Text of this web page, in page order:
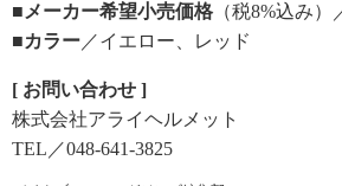
■メーカー希望小売価格 （税8%込み）
■カラー ／イエロー、レッド
[ お問い合わせ ]
株式会社アライヘルメット
TEL／048-641-3825